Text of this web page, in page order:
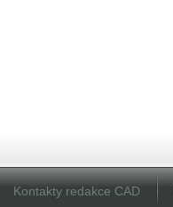
Kontakty redakce CAD